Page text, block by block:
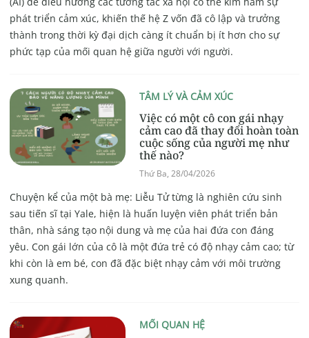
phát triển cảm xúc, khiến thế hệ Z vốn đã cô lập và trưởng
thành trong thời kỳ đại dịch càng ít chuẩn bị ít hơn cho sự
phức tạp của mối quan hệ giữa người với người.
TÂM LÝ VÀ CẢM XÚC
Việc có một cô con gái nhạy
cảm cao đã thay đổi hoàn toàn
cuộc sống của người mẹ như
thế nào?
Thứ Ba, 28/04/2026
Chuyện kể của một bà mẹ: Liễu Tử từng là nghiên cứu sinh
sau tiến sĩ tại Yale, hiện là huấn luyện viên phát triển bản
thân, nhà sáng tạo nội dung và mẹ của hai đứa con đáng
yêu. Con gái lớn của cô là một đứa trẻ có độ nhạy cảm cao; từ
khi còn là em bé, con đã đặc biệt nhạy cảm với môi trường
xung quanh.
MỐI QUAN HỆ